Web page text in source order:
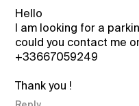
Hello
I am looking for a
could you contact me
+33667059249
Thank you !